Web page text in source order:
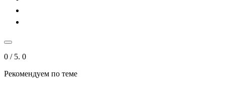
0 / 5. 0
Рекомендуем по теме